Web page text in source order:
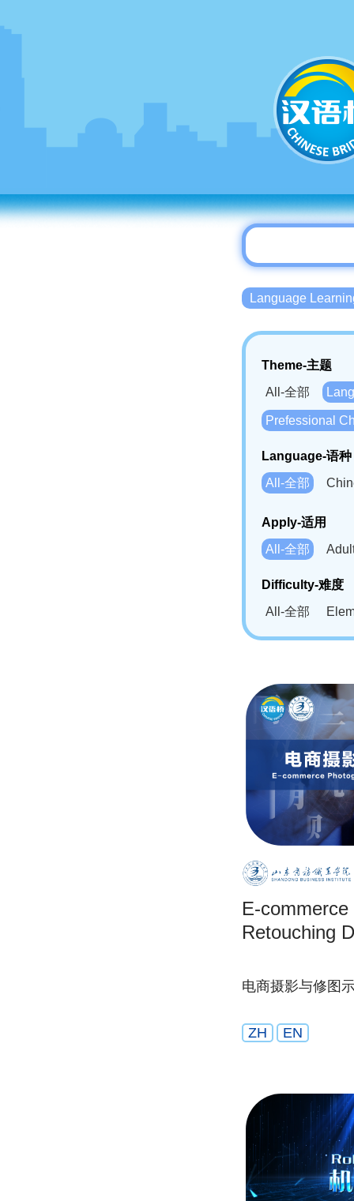
Language
Theme-主题
All-全部
Prefessional
Language-语种
All-全部
Bahasa
Swahili(SW)-
Apply-适用
All-全部
Difficulty-难度
All-全部
E-
Retouching
电商摄影与修图
ZH EN